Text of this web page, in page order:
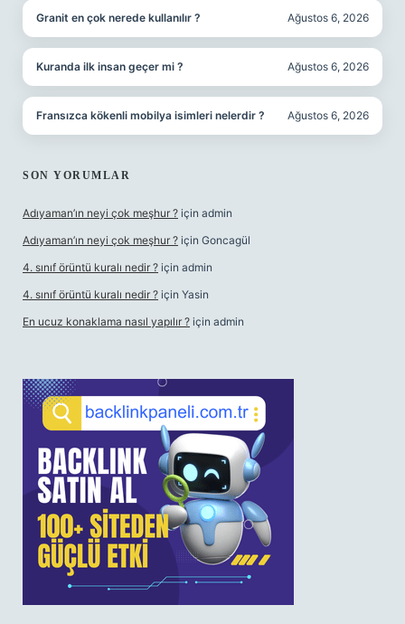
Granit en çok nerede kullanılır ? Ağustos 6, 2026
Kuranda ilk insan geçer mi ? Ağustos 6, 2026
Fransızca kökenli mobilya isimleri nelerdir ? Ağustos 6, 2026
SON YORUMLAR
Adıyaman’ın neyi çok meşhur ? için admin
Adıyaman’ın neyi çok meşhur ? için Goncagül
4. sınıf örüntü kuralı nedir ? için admin
4. sınıf örüntü kuralı nedir ? için Yasin
En ucuz konaklama nasıl yapılır ? için admin